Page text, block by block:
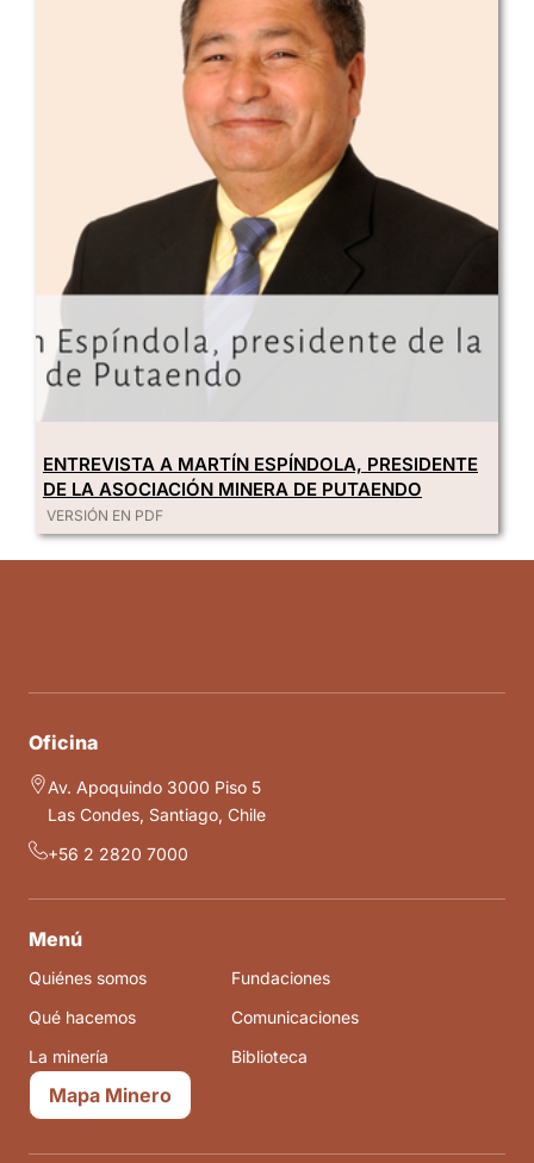
ENTREVISTA A MARTÍN ESPÍNDOLA, PRESIDENTE
DE LA ASOCIACIÓN MINERA DE PUTAENDO
VERSIÓN EN PDF
Oficina
Av. Apoquindo 3000 Piso 5
Las Condes, Santiago, Chile
+56 2 2820 7000
Menú
Quiénes somos
Qué hacemos
La minería
Fundaciones
Comunicaciones
Biblioteca
Mapa Minero